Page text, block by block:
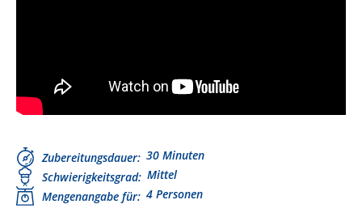
Zubereitungsdauer 30 Minuten
Schwierigkeitsgrad Mittel
Mengenangabe für 4 Personen